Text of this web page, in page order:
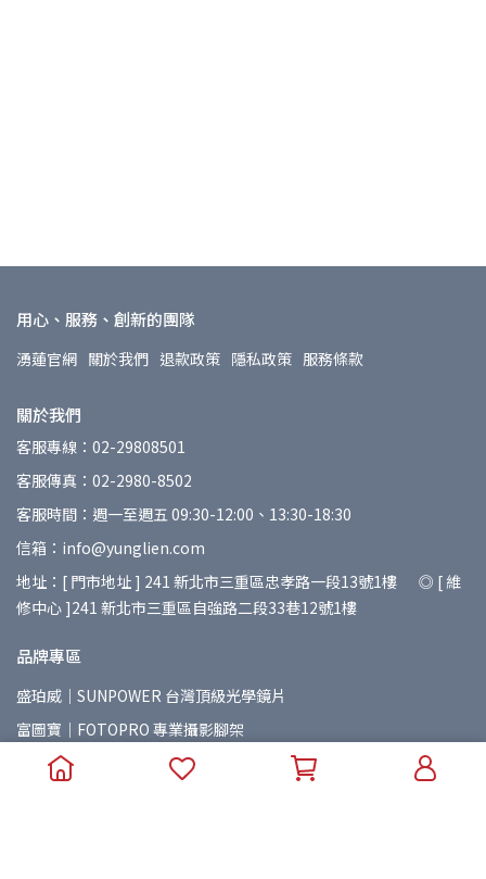
用心、服務、創新的團隊
湧蓮官網 關於我們 退款政策 隱私政策 服務條款
關於我們
客服專線：02-29808501
客服傳真：02-2980-8502
客服時間：週一至週五 09:30-12:00、13:30-18:30
信箱：info@yunglien.com
地址：[ 門市地址 ] 241 新北市三重區忠孝路一段13號1樓 ◎ [ 維
修中心 ]241 新北市三重區自強路二段33巷12號1樓
品牌專區
盛珀威｜SUNPOWER 台灣頂級光學鏡片
富圖寶｜FOTOPRO 專業攝影腳架
印跡｜IFOOTAGE 紅點設計獎專業腳架